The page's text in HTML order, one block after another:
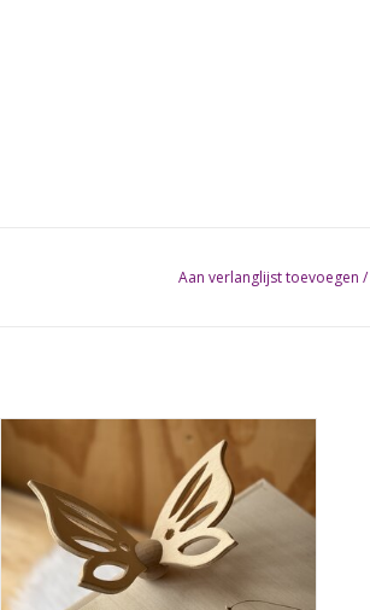
Aan verlanglijst toevoegen /
TOEVOEGEN AAN WINKELWAGEN